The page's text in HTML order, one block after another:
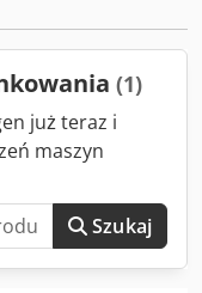
(1)
już teraz i
maszyn
Szukaj